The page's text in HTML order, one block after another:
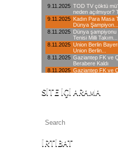
SITE İÇI ARAMA
İRTIBAT